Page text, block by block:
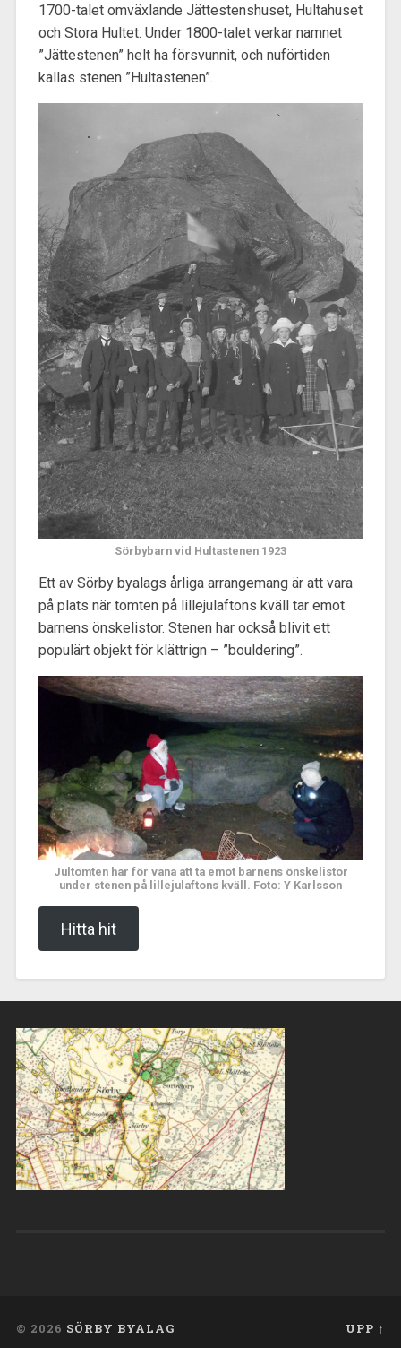
1700-talet omväxlande Jättestenshuset, Hultahuset
och Stora Hultet. Under 1800-talet verkar namnet
”Jätte­stenen” helt ha försvunnit, och nuförtiden
kallas stenen ”Hultastenen”.
Sörbybarn vid Hultastenen 1923
Ett av Sörby byalags årliga arrangemang är att vara
på plats när tomten på lillejulaftons kväll tar emot
barnens önskelistor. Stenen har också blivit ett
populärt objekt för klättrign – ”bouldering”.
Jultomten har för vana att ta emot barnens önskelistor
under stenen på lillejulaftons kväll. Foto: Y Karlsson
Hitta hit
© 2026 SÖRBY BYALAG UPP ↑